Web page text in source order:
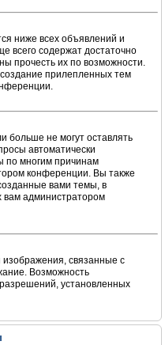
ниже всех объявлений и
всего содержат достаточно
прочесть их по возможности.
прилепленных тем
больше не могут оставлять
автоматически
по многим причинам
конференции. Вы также
вами темы, в
вам администратором
связанные с
Возможность
установленных